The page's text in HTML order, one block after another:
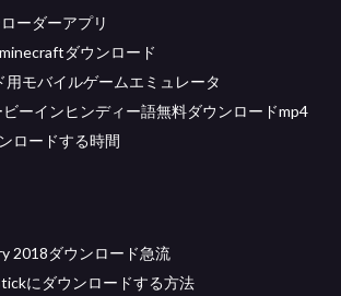
ーダーアプリ
ダウンロード
用モバイルゲームエミュレータ
ーインヒンディー語無料ダウンロードmp4
ロードする時間
2018ダウンロード急流
にダウンロードする方法